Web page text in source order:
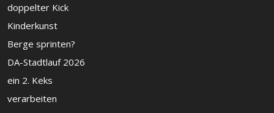
doppelter Kick
Kinderkunst
Berge sprinten?
DA-Stadtlauf 2026
ein 2. Keks
verarbeiten